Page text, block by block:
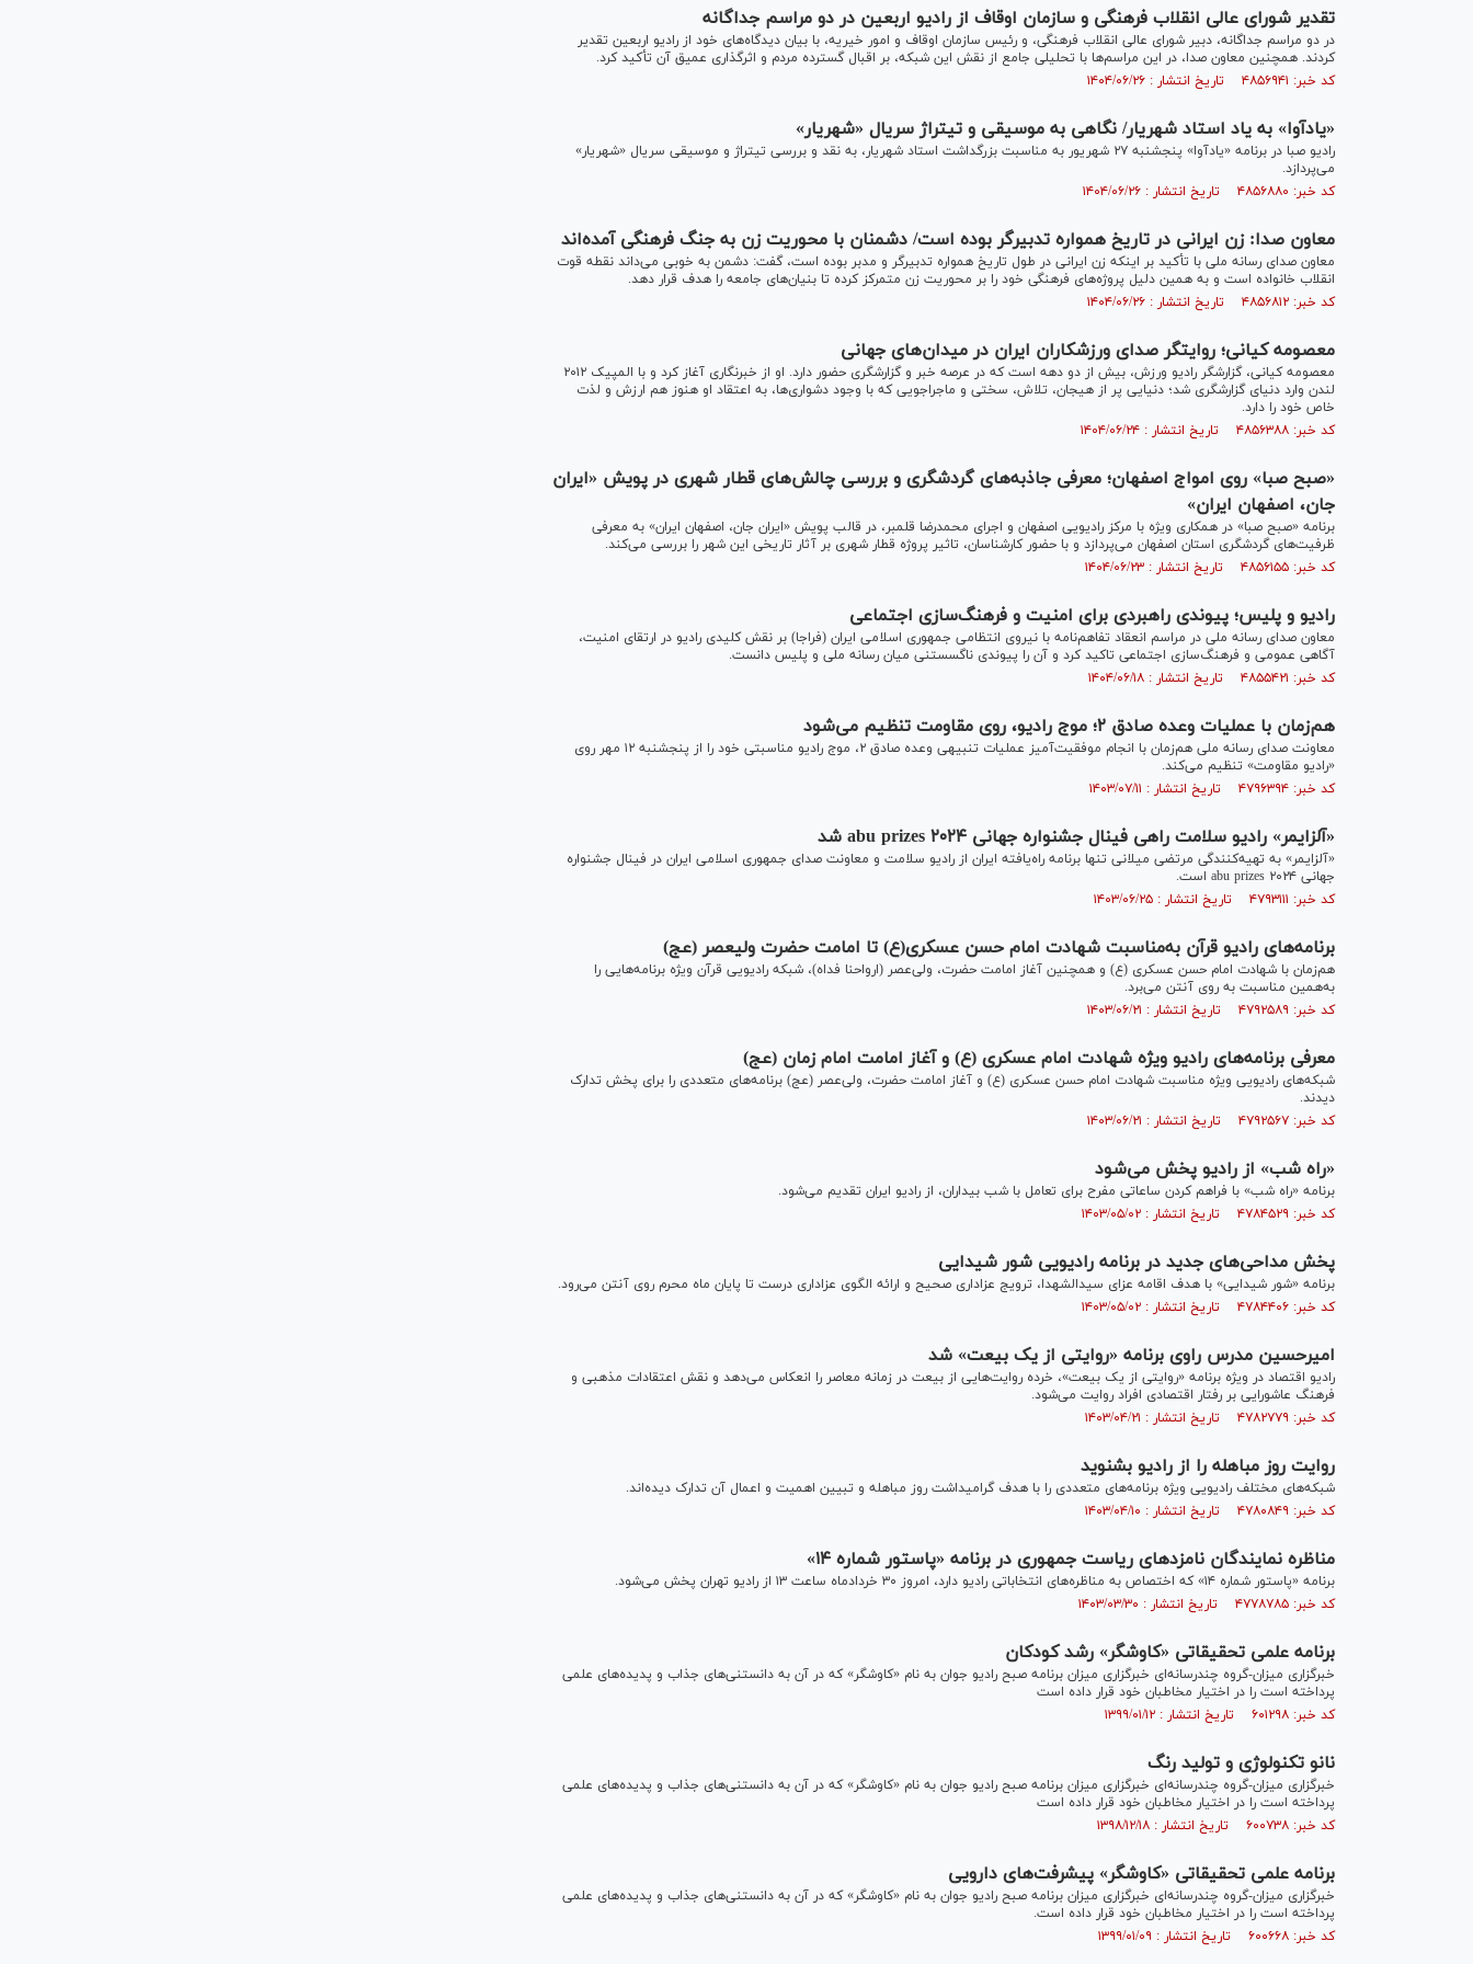
تقدیر شورای عالی انقلاب فرهنگی و سازمان اوقاف از رادیو اربعین در دو مراسم جداگانه
در دو مراسم جداگانه، دبیر شورای عالی انقلاب فرهنگی، و رئیس سازمان اوقاف و امور خیریه، با بیان دیدگاه‌های خود از رادیو اربعین تقدیر
کردند. همچنین معاون صدا، در این مراسم‌ها با تحلیلی جامع از نقش این شبکه، بر اقبال گسترده مردم و اثرگذاری عمیق آن تأکید کرد.
کد خبر: ۴۸۵۶۹۴۱ تاریخ انتشار : ۱۴۰۴/۰۶/۲۶
«یادآوا» به یاد استاد شهریار/ نگاهی به موسیقی و تیتراژ سریال «شهریار»
رادیو صبا در برنامه «یادآوا» پنجشنبه ۲۷ شهریور به مناسبت بزرگداشت استاد شهریار، به نقد و بررسی تیتراژ و موسیقی سریال «شهریار»
می‌پردازد.
کد خبر: ۴۸۵۶۸۸۰ تاریخ انتشار : ۱۴۰۴/۰۶/۲۶
معاون صدا: زن ایرانی در تاریخ همواره تدبیرگر بوده است/ دشمنان با محوریت زن به جنگ فرهنگی آمده‌اند
معاون صدای رسانه ملی با تأکید بر اینکه زن ایرانی در طول تاریخ همواره تدبیرگر و مدبر بوده است، گفت: دشمن به خوبی می‌داند نقطه قوت
انقلاب خانواده است و به همین دلیل پروژه‌های فرهنگی خود را بر محوریت زن متمرکز کرده تا بنیان‌های جامعه را هدف قرار دهد.
کد خبر: ۴۸۵۶۸۱۲ تاریخ انتشار : ۱۴۰۴/۰۶/۲۶
معصومه کیانی؛ روایتگر صدای ورزشکاران ایران در میدان‌های جهانی
معصومه کیانی، گزارشگر رادیو ورزش، بیش از دو دهه است که در عرصه خبر و گزارشگری حضور دارد. او از خبرنگاری آغاز کرد و با المپیک ۲۰۱۲
لندن وارد دنیای گزارشگری شد؛ دنیایی پر از هیجان، تلاش، سختی و ماجراجویی که با وجود دشواری‌ها، به اعتقاد او هنوز هم ارزش و لذت
خاص خود را دارد.
کد خبر: ۴۸۵۶۳۸۸ تاریخ انتشار : ۱۴۰۴/۰۶/۲۴
«صبح صبا» روی امواج اصفهان؛ معرفی جاذبه‌های گردشگری و بررسی چالش‌های قطار شهری در پویش «ایران
جان، اصفهان ایران»
برنامه «صبح صبا» در همکاری ویژه با مرکز رادیویی اصفهان و اجرای محمدرضا قلمبر، در قالب پویش «ایران جان، اصفهان ایران» به معرفی
ظرفیت‌های گردشگری استان اصفهان می‌پردازد و با حضور کارشناسان، تاثیر پروژه قطار شهری بر آثار تاریخی این شهر را بررسی می‌کند.
کد خبر: ۴۸۵۶۱۵۵ تاریخ انتشار : ۱۴۰۴/۰۶/۲۳
رادیو و پلیس؛ پیوندی راهبردی برای امنیت و فرهنگ‌سازی اجتماعی
معاون صدای رسانه ملی در مراسم انعقاد تفاهم‌نامه با نیروی انتظامی جمهوری اسلامی ایران (فراجا) بر نقش کلیدی رادیو در ارتقای امنیت،
آگاهی عمومی و فرهنگ‌سازی اجتماعی تاکید کرد و آن را پیوندی ناگسستنی میان رسانه ملی و پلیس دانست.
کد خبر: ۴۸۵۵۴۲۱ تاریخ انتشار : ۱۴۰۴/۰۶/۱۸
هم‌زمان با عملیات وعده صادق ۲؛ موج رادیو، روی مقاومت تنظیم می‌شود
معاونت صدای رسانه ملی هم‌زمان با انجام موفقیت‌آمیز عملیات تنبیهی وعده صادق ۲، موج رادیو مناسبتی خود را از پنجشنبه ۱۲ مهر روی
«رادیو مقاومت» تنظیم می‌کند.
کد خبر: ۴۷۹۶۳۹۴ تاریخ انتشار : ۱۴۰۳/۰۷/۱۱
«آلزایمر» رادیو سلامت راهی فینال جشنواره جهانی abu prizes ۲۰۲۴ شد
«آلزایمر» به تهیه‌کنندگی مرتضی میلانی تنها برنامه راه‌یافته ایران از رادیو سلامت و معاونت صدای جمهوری اسلامی ایران در فینال جشنواره
جهانی abu prizes ۲۰۲۴ است.
کد خبر: ۴۷۹۳۱۱۱ تاریخ انتشار : ۱۴۰۳/۰۶/۲۵
برنامه‌های رادیو قرآن به‌مناسبت شهادت امام حسن عسکری(ع) تا امامت حضرت ولیعصر (عج)
هم‌زمان با شهادت امام حسن عسکری (ع) و همچنین آغاز امامت حضرت، ولی‌عصر (ارواحنا فداه)، شبکه رادیویی قرآن ویژه برنامه‌هایی را
به‌همین مناسبت به روی آنتن می‌برد.
کد خبر: ۴۷۹۲۵۸۹ تاریخ انتشار : ۱۴۰۳/۰۶/۲۱
معرفی برنامه‌های رادیو ویژه شهادت امام عسکری (ع) و آغاز امامت امام زمان (عج)
شبکه‌های رادیویی ویژه مناسبت شهادت امام حسن عسکری (ع) و آغاز امامت حضرت، ولی‌عصر (عج) برنامه‌های متعددی را برای پخش تدارک
دیدند.
کد خبر: ۴۷۹۲۵۶۷ تاریخ انتشار : ۱۴۰۳/۰۶/۲۱
«راه شب» از رادیو پخش می‌شود
برنامه «راه شب» با فراهم کردن ساعاتی مفرح برای تعامل با شب بیداران، از رادیو ایران تقدیم می‌شود.
کد خبر: ۴۷۸۴۵۲۹ تاریخ انتشار : ۱۴۰۳/۰۵/۰۲
پخش مداحی‌های جدید در برنامه رادیویی شور شیدایی
برنامه «شور شیدایی» با هدف اقامه عزای سیدالشهدا، ترویج عزاداری صحیح و ارائه الگوی عزاداری درست تا پایان ماه محرم روی آنتن می‌رود.
کد خبر: ۴۷۸۴۴۰۶ تاریخ انتشار : ۱۴۰۳/۰۵/۰۲
امیرحسین مدرس راوی برنامه «روایتی از یک بیعت» شد
رادیو اقتصاد در ویژه برنامه «روایتی از یک بیعت»، خرده روایت‌هایی از بیعت در زمانه معاصر را انعکاس می‌دهد و نقش اعتقادات مذهبی و
فرهنگ عاشورایی بر رفتار اقتصادی افراد روایت می‌شود.
کد خبر: ۴۷۸۲۷۷۹ تاریخ انتشار : ۱۴۰۳/۰۴/۲۱
روایت روز مباهله را از رادیو بشنوید
شبکه‌های مختلف رادیویی ویژه برنامه‌های متعددی را با هدف گرامیداشت روز مباهله و تبیین اهمیت و اعمال آن تدارک دیده‌اند.
کد خبر: ۴۷۸۰۸۴۹ تاریخ انتشار : ۱۴۰۳/۰۴/۱۰
مناظره نمایندگان نامزد‌های ریاست جمهوری در برنامه «پاستور شماره ۱۴»
برنامه «پاستور شماره ۱۴» که اختصاص به مناظره‌های انتخاباتی رادیو دارد، امروز ۳۰ خردادماه ساعت ۱۳ از رادیو تهران پخش می‌شود.
کد خبر: ۴۷۷۸۷۸۵ تاریخ انتشار : ۱۴۰۳/۰۳/۳۰
برنامه علمی تحقیقاتی «کاوشگر» رشد کودکان
خبرگزاری میزان-گروه چندرسانه‌ای خبرگزاری میزان برنامه صبح رادیو جوان به نام «کاوشگر» که در آن به دانستنی‌های جذاب و پدیده‌های علمی
پرداخته است را در اختیار مخاطبان خود قرار داده است
کد خبر: ۶۰۱۲۹۸ تاریخ انتشار : ۱۳۹۹/۰۱/۱۲
نانو تکنولوژی و تولید رنگ
خبرگزاری میزان-گروه چندرسانه‌ای خبرگزاری میزان برنامه صبح رادیو جوان به نام «کاوشگر» که در آن به دانستنی‌های جذاب و پدیده‌های علمی
پرداخته است را در اختیار مخاطبان خود قرار داده است
کد خبر: ۶۰۰۷۳۸ تاریخ انتشار : ۱۳۹۸/۱۲/۱۸
برنامه علمی تحقیقاتی «کاوشگر» پیشرفت‌های دارویی
خبرگزاری میزان-گروه چندرسانه‌ای خبرگزاری میزان برنامه صبح رادیو جوان به نام «کاوشگر» که در آن به دانستنی‌های جذاب و پدیده‌های علمی
پرداخته است را در اختیار مخاطبان خود قرار داده است.
کد خبر: ۶۰۰۶۶۸ تاریخ انتشار : ۱۳۹۹/۰۱/۰۹